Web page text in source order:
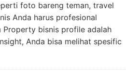
foto bareng teman, travel
Anda harus profesional
Property bisnis profile adalah
Anda bisa melihat spesific